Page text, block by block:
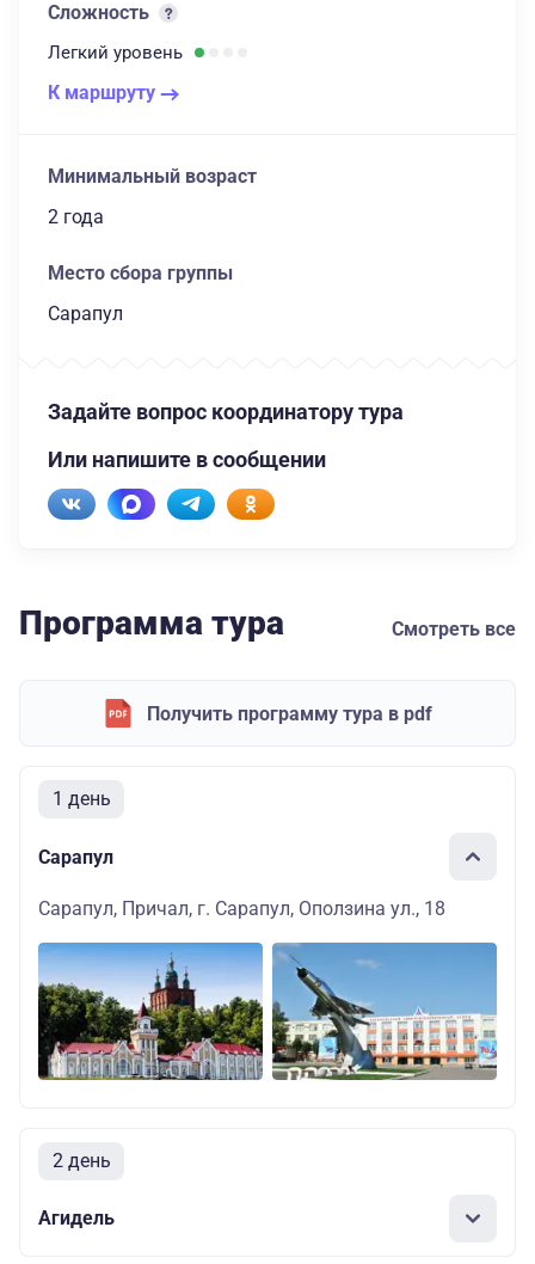
Сложность
Легкий уровень
К маршруту
Минимальный возраст
2 года
Место сбора группы
Сарапул
Задайте вопрос координатору тура
Или напишите в сообщении
Программа тура Смотреть все
Получить программу тура в pdf
1 день
Сарапул
Сарапул, Причал, г. Сарапул, Оползина ул., 18
2 день
Агидель